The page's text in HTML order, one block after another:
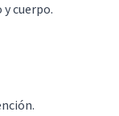
cuerpo.